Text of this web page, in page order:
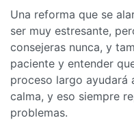
Una reforma que se
ser muy estresante,
consejeras nunca, y
paciente y entender
proceso largo ayudará
calma, y eso siempre
problemas.